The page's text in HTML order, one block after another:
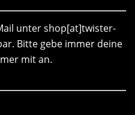
unter shop[at]twister-
Bitte gebe immer deine
mit an.